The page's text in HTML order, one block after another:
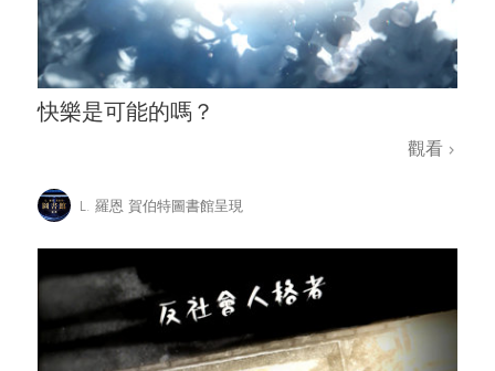
快樂是可能的嗎？
觀看
L. 羅恩 賀伯特圖書館呈現